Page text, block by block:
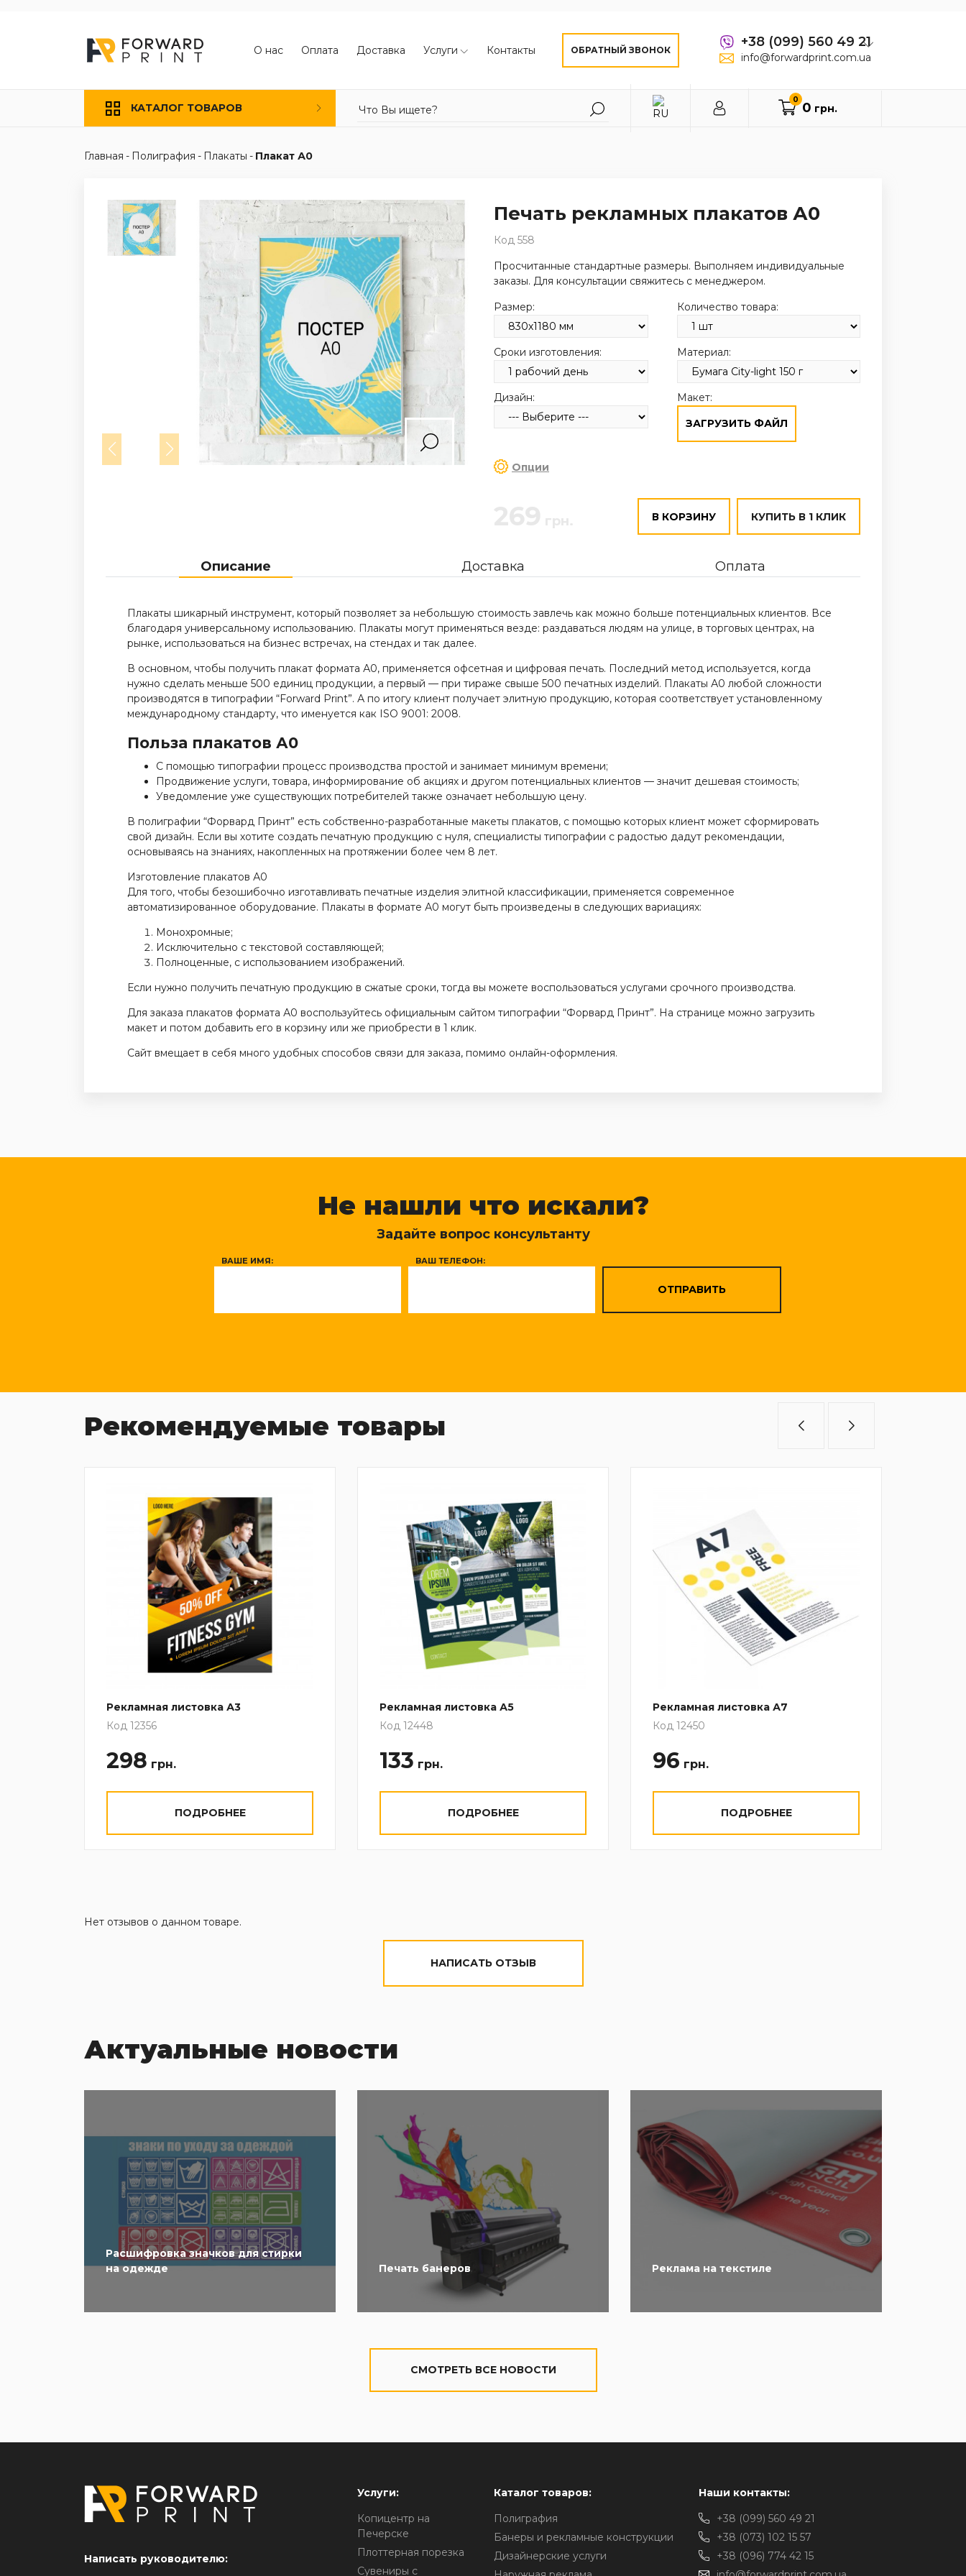
О нас Оплата Доставка Услуги Контакты ОБРАТНЫЙ ЗВОНОК
+38 (099) 560 49 21
info@forwardprint.com.ua
КАТАЛОГ ТОВАРОВ
0
0 грн.
Главная - Полиграфия - Плакаты - Плакат А0
Печать рекламных плакатов А0
Код 558
Просчитанные стандартные размеры. Выполняем индивидуальные
заказы. Для консультации свяжитесь с менеджером.
Размер:
Количество товара:
Сроки изготовления: Материал:
Дизайн:
Макет:
ЗАГРУЗИТЬ ФАЙЛ
Опции
В КОРЗИНУ КУПИТЬ В 1 КЛИК
Описание Доставка Оплата
Плакаты шикарный инструмент, который позволяет за небольшую стоимость завлечь как можно больше потенциальных клиентов. Все
благодаря универсальному использованию. Плакаты могут применяться везде: раздаваться людям на улице, в торговых центрах, на
рынке, использоваться на бизнес встречах, на стендах и так далее.
В основном, чтобы получить плакат формата А0, применяется офсетная и цифровая печать. Последний метод используется, когда
нужно сделать меньше 500 единиц продукции, а первый — при тираже свыше 500 печатных изделий. Плакаты А0 любой сложности
производятся в типографии “Forward Print”. А по итогу клиент получает элитную продукцию, которая соответствует установленному
международному стандарту, что именуется как ISO 9001: 2008.
Польза плакатов А0
С помощью типографии процесс производства простой и занимает минимум времени;
Продвижение услуги, товара, информирование об акциях и другом потенциальных клиентов — значит дешевая стоимость;
Уведомление уже существующих потребителей также означает небольшую цену.
В полиграфии “Форвард Принт” есть собственно-разработанные макеты плакатов, с помощью которых клиент может сформировать
свой дизайн. Если вы хотите создать печатную продукцию с нуля, специалисты типографии с радостью дадут рекомендации,
основываясь на знаниях, накопленных на протяжении более чем 8 лет.
Изготовление плакатов А0
Для того, чтобы безошибочно изготавливать печатные изделия элитной классификации, применяется современное
автоматизированное оборудование. Плакаты в формате А0 могут быть произведены в следующих вариациях:
Монохромные;
Исключительно с текстовой составляющей;
Полноценные, с использованием изображений.
Если нужно получить печатную продукцию в сжатые сроки, тогда вы можете воспользоваться услугами срочного производства.
Для заказа плакатов формата А0 воспользуйтесь официальным сайтом типографии “Форвард Принт”. На странице можно загрузить
макет и потом добавить его в корзину или же приобрести в 1 клик.
Сайт вмещает в себя много удобных способов связи для заказа, помимо онлайн-оформления.
Не нашли что искали?
Задайте вопрос консультанту
ВАШЕ ИМЯ: ВАШ ТЕЛЕФОН:
ОТПРАВИТЬ
Рекомендуемые товары
Рекламная листовка А3
Код 12356
298 грн.
ПОДРОБНЕЕ
Рекламная листовка А5
Код 12448
133 грн.
ПОДРОБНЕЕ
Рекламная листовка А7
Код 12450
96 грн.
ПОДРОБНЕЕ
Нет отзывов о данном товаре.
НАПИСАТЬ ОТЗЫВ
Актуальные новости
Расшифровка значков для стирки
на одежде
Печать банеров Реклама на текстиле
CМОТРЕТЬ ВСЕ НОВОСТИ
Написать руководителю:
Услуги:
Копицентр на
Печерске
Плоттерная порезка
Сувениры с
Каталог товаров:
Полиграфия
Банеры и рекламные конструкции
Дизайнерские услуги
Наши контакты:
+38 (099) 560 49 21
+38 (073) 102 15 57
+38 (096) 774 42 15